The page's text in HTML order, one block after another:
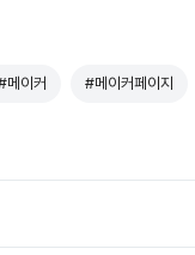
메이커 #메이커페이지